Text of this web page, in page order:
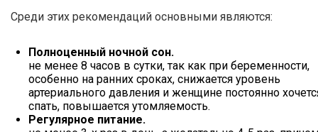
Среди этих рекомендаций основными являются:
Полноценный ночной сон.
не менее 8 часов в сутки, так как при беременности,
особенно на ранних сроках, снижается уровень
артериального давления и женщине постоянно
спать, повышается утомляемость.
Регулярное питание.